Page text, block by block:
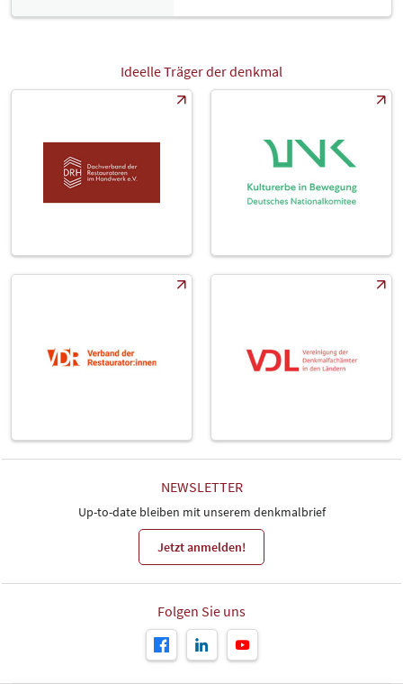
Ideelle Träger der denkmal
NEWSLETTER
Up-to-date bleiben mit unserem denkmalbrief
Jetzt anmelden!
Folgen Sie uns